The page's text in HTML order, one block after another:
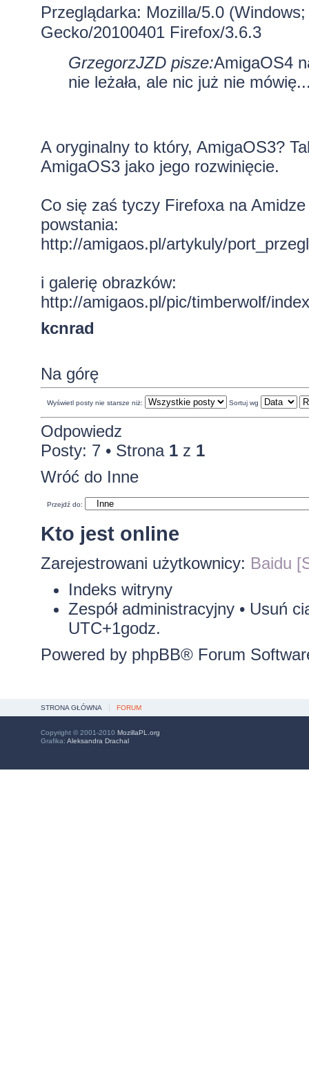
Przeglądarka: Mozilla/5.0
Gecko/20100401 Firefox/3.6.3
GrzegorzJZD pisze:AmigaOS4
nie leżała, ale nic już nie
A oryginalny to który, AmigaOS3?
AmigaOS3 jako jego rozwinięcie.
Co się zaś tyczy Firefoxa na
powstania:
http://amigaos.pl/artykuly/
i galerię obrazków:
http://amigaos.pl/pic/timberwolf/
kcnrad
Na górę
Wyświetl posty nie starsze niż: Sortuj wg
Odpowiedz
Posty: 7 • Strona 1z 1
Wróć do Inne
Przejdź do:
Kto jest online
Zarejestrowani użytkownicy: Baidu
Indeks witryny
Zespół administracyjny• Usuń
UTC+1godz.
Powered by phpBB® Forum
STRONA GŁÓWNA FORUM
Copyright © 2001-2010 MozillaPL.org
Grafika: Aleksandra Drachal